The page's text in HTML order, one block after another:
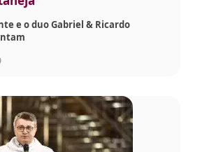
e o duo Gabriel & Ricardo